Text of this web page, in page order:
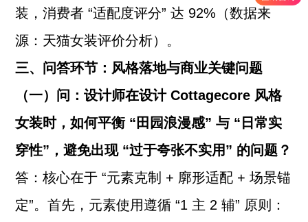
装，消费者 “适配度评分” 达 92%（数据来
源：天猫女装评价分析）。
三、问答环节：风格落地与商业关键问题
（一）问：设计师在设计 Cottagecore 风格
女装时，如何平衡 “田园浪漫感” 与 “日常实
穿性”，避免出现 “过于夸张不实用” 的问题？
答：核心在于 “元素克制 + 廓形适配 + 场景锚
定”。首先，元素使用遵循 “1 主 2 辅” 原则：